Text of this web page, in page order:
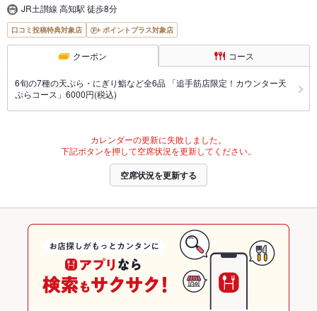
JR土讃線 高知駅 徒歩8分
口コミ投稿特典対象店 ポイントプラス対象店
クーポン コース
6旬の7種の天ぷら・にぎり鮨など全6品 「追手筋店限定！カウンター天
ぷらコース」6000円(税込)
カレンダーの更新に失敗しました。
下記ボタンを押して空席状況を更新してください。
空席状況を更新する